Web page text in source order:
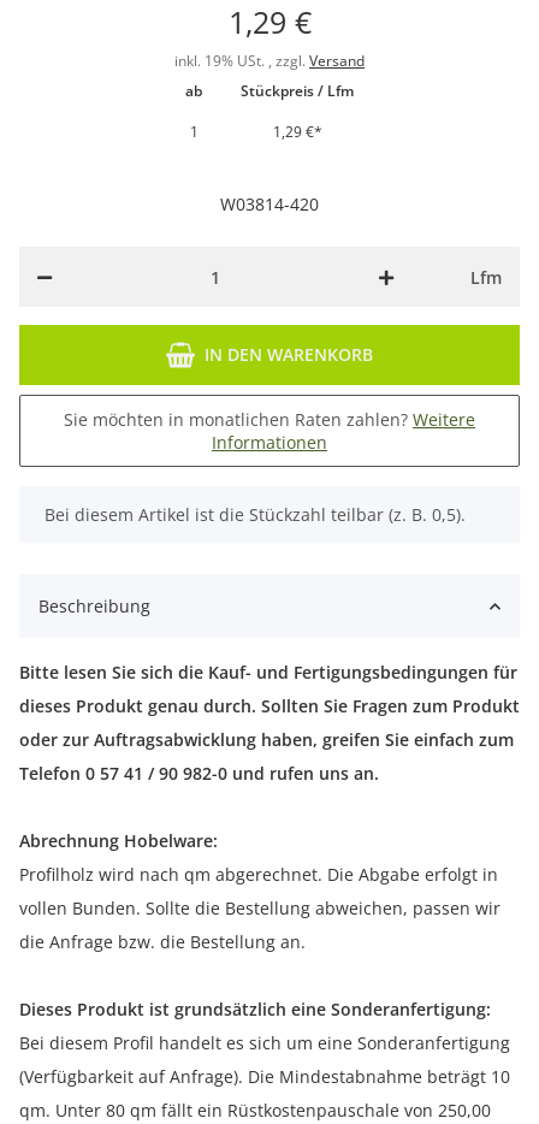
1,29 €
inkl. 19% USt. , zzgl. Versand
ab
Stückpreis / Lfm
1
1,29 €*
W03814-420
Lfm
IN DEN WARENKORB
Sie möchten in monatlichen Raten zahlen? Weitere
Informationen
x
Bei diesem Artikel ist die Stückzahl teilbar (z. B. 0,5).
Beschreibung
Bitte lesen Sie sich die Kauf- und Fertigungsbedingungen für
dieses Produkt genau durch. Sollten Sie Fragen zum Produkt
oder zur Auftragsabwicklung haben, greifen Sie einfach zum
Telefon 0 57 41 / 90 982-0 und rufen uns an.
Abrechnung Hobelware:
Profilholz wird nach qm abgerechnet. Die Abgabe erfolgt in
vollen Bunden. Sollte die Bestellung abweichen, passen wir
die Anfrage bzw. die Bestellung an.
Dieses Produkt ist grundsätzlich eine Sonderanfertigung:
Bei diesem Profil handelt es sich um eine Sonderanfertigung
(Verfügbarkeit auf Anfrage). Die Mindestabnahme beträgt 10
qm. Unter 80 qm fällt ein Rüstkostenpauschale von 250,00